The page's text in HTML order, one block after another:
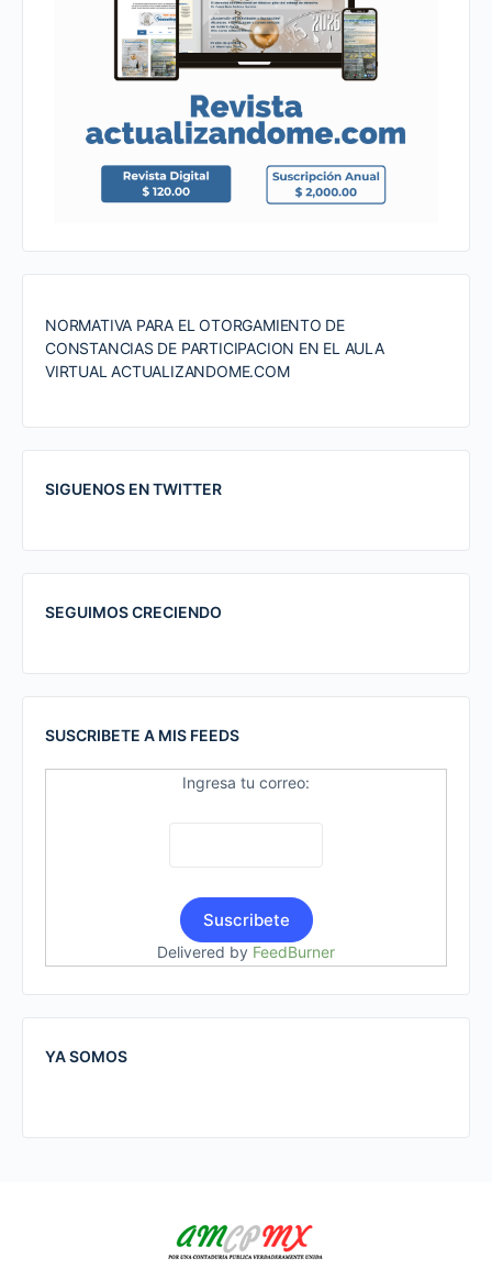
NORMATIVA PARA EL OTORGAMIENTO DE
CONSTANCIAS DE PARTICIPACION EN EL AULA
VIRTUAL ACTUALIZANDOME.COM
SIGUENOS EN TWITTER
SEGUIMOS CRECIENDO
SUSCRIBETE A MIS FEEDS
Ingresa tu correo:
Delivered by FeedBurner
YA SOMOS